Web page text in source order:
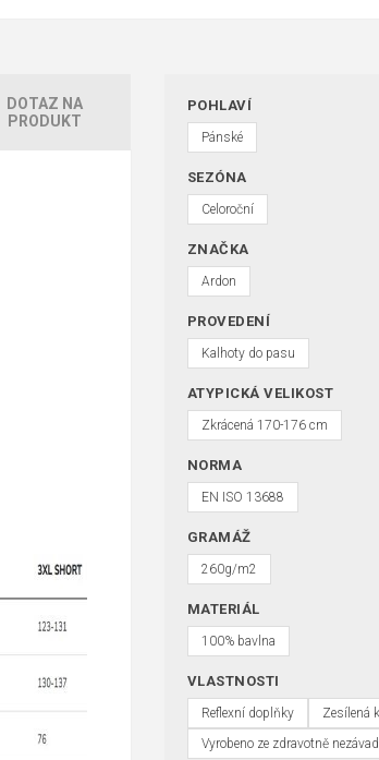
DOTAZ NA
PRODUKT
POHLAVÍ
Pánské
SEZÓNA
Celoroční
ZNAČKA
Ardon
PROVEDENÍ
Kalhoty do pasu
ATYPICKÁ VELIKOST
Zkrácená 170-176 cm
NORMA
EN ISO 13688
GRAMÁŽ
260g/m2
MATERIÁL
100% bavlna
VLASTNOSTI
Reflexní doplňky
Zesílená
Vyrobeno ze zdravotně